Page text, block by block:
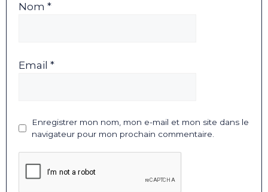
Nom *
Email *
Enregistrer mon nom, mon e-mail et mon site dans le
navigateur pour mon prochain commentaire.